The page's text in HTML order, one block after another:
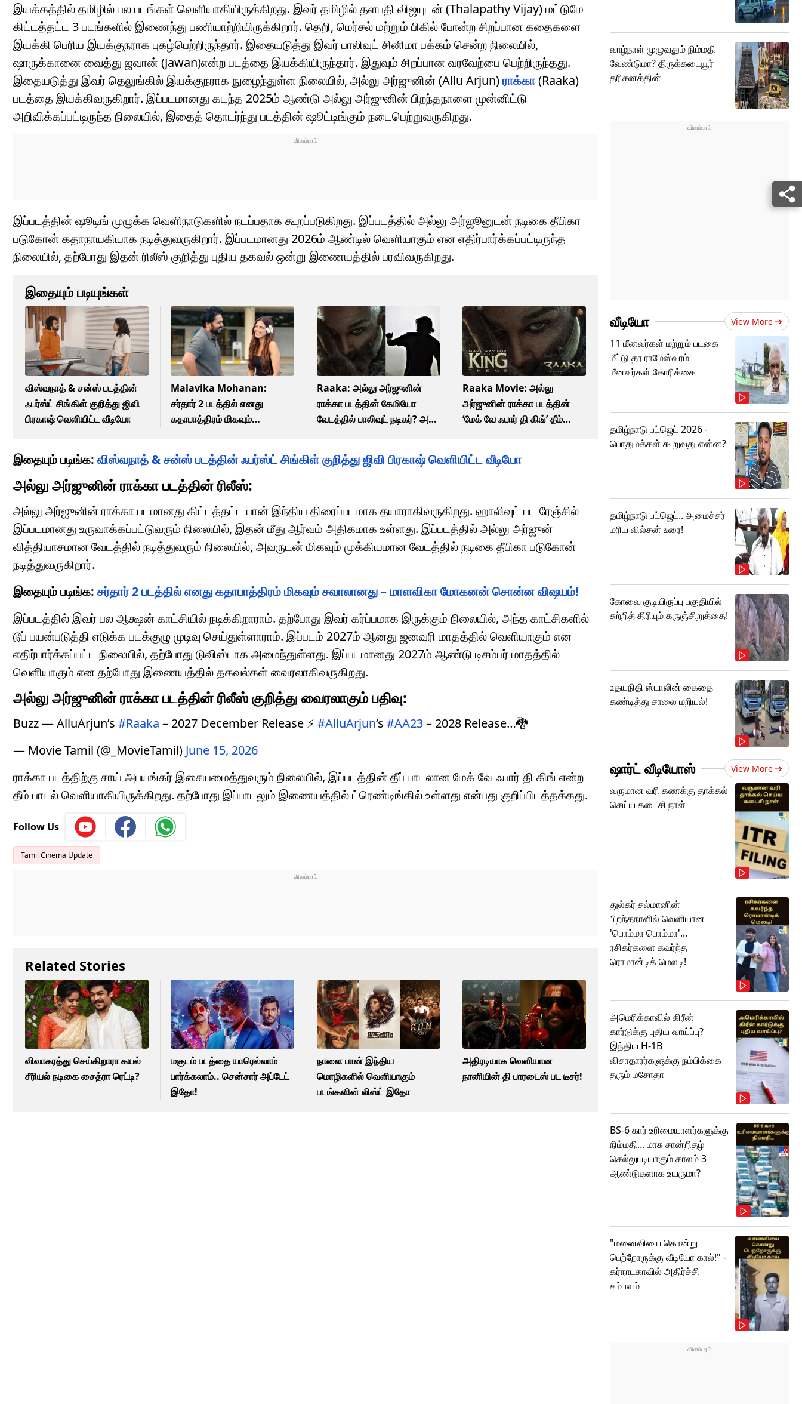
இயக்கத்தில் தமிழில் பல படங்கள் வெளியாகியிருக்கிறது. இவர் தமிழில் தளபதி விஜயுடன் (Thalapathy Vijay) மட்டுமே
கிட்டத்தட்ட 3 படங்களில் இணைந்து பணியாற்றியிருக்கிறார். தெறி, மெர்சல் மற்றும் பிகில் போன்ற சிறப்பான கதைகளை
இயக்கி பெரிய இயக்குநராக புகழ்பெற்றிருந்தார். இதையடுத்து இவர் பாலிவுட் சினிமா பக்கம் சென்ற நிலையில்,
ஷாருக்கானை வைத்து ஜவான் (Jawan)என்ற படத்தை இயக்கியிருந்தார். இதுவும் சிறப்பான வரவேற்பை பெற்றிருந்தது.
இதையடுத்து இவர் தெலுங்கில் இயக்குநராக நுழைந்துள்ள நிலையில், அல்லு அர்ஜுனின் (Allu Arjun)ராக்கா(Raaka)
படத்தை இயக்கிவருகிறார். இப்படமானது கடந்த 2025ம் ஆண்டு அல்லு அர்ஜுனின் பிறந்தநாளை முன்னிட்டு
அறிவிக்கப்பட்டிருந்த நிலையில், இதைத் தொடர்ந்து படத்தின் ஷூட்டிங்கும் நடைபெற்றுவருகிறது.
இப்படத்தின் ஷூடிங் முழுக்க வெளிநாடுகளில் நடப்பதாக கூறப்படுகிறது. இப்படத்தில் அல்லு அர்ஜூனுடன் நடிகை தீபிகா
படுகோன் கதாநாயகியாக நடித்துவருகிறார். இப்படமானது 2026ம் ஆண்டில் வெளியாகும் என எதிர்பார்க்கப்பட்டிருந்த
நிலையில், தற்போது இதன் ரிலீஸ் குறித்து புதிய தகவல் ஒன்று இணையத்தில் பரவிவருகிறது.
இதையும் படியுங்கள்
விஸ்வநாத் & சன்ஸ் படத்தின்
ஃபர்ஸ்ட் சிங்கிள் குறித்து ஜிவி
பிரகாஷ் வெளியிட்ட வீடியோ
Malavika Mohanan:
சர்தார் 2 படத்தில் எனது
கதாபாத்திரம் மிகவும்
Raaka: அல்லு அர்ஜுனின்
ராக்கா படத்தின் கேமியோ
வேடத்தில் பாலிவுட் நடிகர்? அட
Raaka Movie: அல்லு
அர்ஜுனின் ராக்கா படத்தின்
‘மேக் வே ஃபார் தி கிங்’ தீம்
இதையும் படிங்க: விஸ்வநாத் & சன்ஸ் படத்தின் ஃபர்ஸ்ட் சிங்கிள் குறித்து ஜிவி பிரகாஷ் வெளியிட்ட வீடியோ
அல்லு அர்ஜுனின் ராக்கா படத்தின் ரிலீஸ்:
அல்லு அர்ஜுனின் ராக்கா படமானது கிட்டத்தட்ட பான் இந்திய திரைப்படமாக தயாராகிவருகிறது. ஹாலிவுட் பட ரேஞ்சில்
இப்படமானது உருவாக்கப்பட்டுவரும் நிலையில், இதன் மீது ஆர்வம் அதிகமாக உள்ளது. இப்படத்தில் அல்லு அர்ஜுன்
வித்தியாசமான வேடத்தில் நடித்துவரும் நிலையில், அவருடன் மிகவும் முக்கியமான வேடத்தில் நடிகை தீபிகா படுகோன்
நடித்துவருகிறார்.
இதையும் படிங்க: சர்தார் 2 படத்தில் எனது கதாபாத்திரம் மிகவும் சவாலானது – மாளவிகா மோகனன் சொன்ன விஷயம்!
இப்படத்தில் இவர் பல ஆக்ஷன் காட்சியில் நடிக்கிறாராம். தற்போது இவர் கர்ப்பமாக இருக்கும் நிலையில், அந்த காட்சிகளில்
டூப் பயன்படுத்தி எடுக்க படக்குழு முடிவு செய்துள்ளாராம். இப்படம் 2027ம் ஆனது ஜனவரி மாதத்தில் வெளியாகும் என
எதிர்பார்க்கப்பட்ட நிலையில், தற்போது டுவிஸ்டாக அமைந்துள்ளது. இப்படமானது 2027ம் ஆண்டு டிசம்பர் மாதத்தில்
வெளியாகும் என தற்போது இணையத்தில் தகவல்கள் வைரலாகிவருகிறது.
அல்லு அர்ஜுனின் ராக்கா படத்தின் ரிலீஸ் குறித்து வைரலாகும் பதிவு:
Buzz — AlluArjun’s #Raaka – 2027 December Release ⚡ #AlluArjun‘s #AA23– 2028 Release…🐉
— Movie Tamil (@_MovieTamil) June 15, 2026
ராக்கா படத்திற்கு சாய் அபயங்கர் இசையமைத்துவரும் நிலையில், இப்படத்தின் தீப் பாடலான மேக் வே ஃபார் தி கிங் என்ற
தீம் பாடல் வெளியாகியிருக்கிறது. தற்போது இப்பாடலும் இணையத்தில் ட்ரெண்டிங்கில் உள்ளது என்பது குறிப்பிடத்தக்கது.
Follow Us
Tamil Cinema Update
Related Stories
விவாகரத்து செய்கிறாரா கயல்
சீரியல் நடிகை சைத்ரா ரெட்டி?
மகுடம் படத்தை யாரெல்லாம்
பார்க்கலாம்.. சென்சார் அப்டேட்
இதோ!
நாளை பான் இந்திய
மொழிகளில் வெளியாகும்
படங்களின் லிஸ்ட் இதோ
அதிரடியாக வெளியான
நானியின் தி பாரடைஸ் பட டீசர்!
வாழ்நாள் முழுவதும் நிம்மதி
வேண்டுமா? திருக்கடையூர்
தரிசனத்தின்
வீடியோ View More
11 மீனவர்கள் மற்றும் படகை
மீட்டு தர ராமேஸ்வரம்
மீனவர்கள் கோரிக்கை
தமிழ்நாடு பட்ஜெட் 2026 -
பொதுமக்கள் கூறுவது என்ன?
தமிழ்நாடு பட்ஜெட்.. அமைச்சர்
மரிய வில்சன் உரை!
கோவை குடியிருப்பு பகுதியில்
சுற்றித் திரியும் கருஞ்சிறுத்தை!
உதயநிதி ஸ்டாலின் கைதை
கண்டித்து சாலை மறியல்!
ஷார்ட் வீடியோஸ் View More
வருமான வரி கணக்கு தாக்கல்
செய்ய கடைசி நாள்
துல்கர் சல்மானின்
பிறந்தநாளில் வெளியான
'பொம்மா பொம்மா'...
ரசிகர்களை கவர்ந்த
ரொமான்டிக் மெலடி!
அமெரிக்காவில் கிரீன்
கார்டுக்கு புதிய வாய்ப்பு?
இந்திய H-1B
விசாதாரர்களுக்கு நம்பிக்கை
தரும் மசோதா
BS-6 கார் உரிமையாளர்களுக்கு
நிம்மதி... மாசு சான்றிதழ்
செல்லுபடியாகும் காலம் 3
ஆண்டுகளாக உயருமா?
"மனைவியை கொன்று
பெற்றோருக்கு வீடியோ கால்!" -
கர்நாடகாவில் அதிர்ச்சி
சம்பவம்